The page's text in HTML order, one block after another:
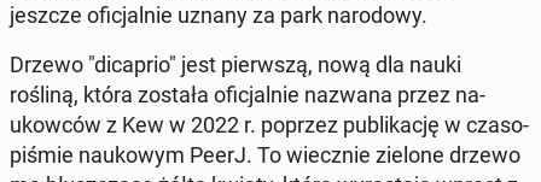
jeszcze ofi­cjal­nie uznany za park na­ro­do­wy.
Drzewo "di­ca­prio" jest pierw­szą, nową dla nauki
rośliną, która została ofi­cjal­nie nazwana przez na­
ukow­ców z Kew w 2022 r. poprzez pu­bli­ka­cję w cza­so­
pi­śmie na­uko­wym PeerJ. To wiecz­nie zielone drzewo